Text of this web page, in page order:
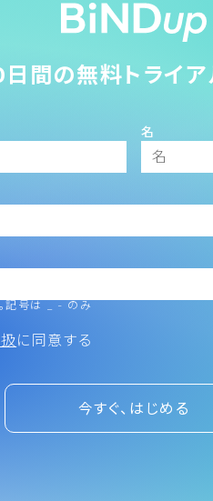
間の無料トライア
名
記号は _ - のみ
に同意する
今すぐ、はじめる